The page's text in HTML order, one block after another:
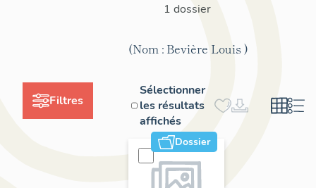
Filtres
1 dossier
(Nom : Bevière Louis )
Sélectionner
les résultats
affichés
Dossier